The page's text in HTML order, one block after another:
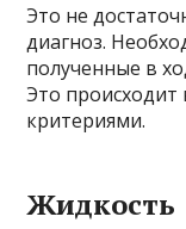
Это не
диагноз.
полученные в
Это
критериями.
Жидкость